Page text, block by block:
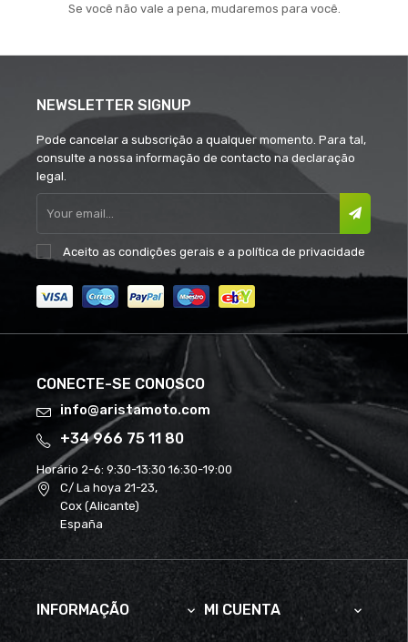
Se você não vale a pena, mudaremos para você.
NEWSLETTER SIGNUP
Pode cancelar a subscrição a qualquer momento. Para tal,
consulte a nossa informação de contacto na declaração
legal.
Aceito as condições gerais e a política de privacidade
CONECTE-SE CONOSCO
info@aristamoto.com
+34 966 75 11 80
Horário 2-6: 9:30-13:30 16:30-19:00
C/ La hoya 21-23,
Cox (Alicante)
España
INFORMAÇÃO  MI CUENTA 